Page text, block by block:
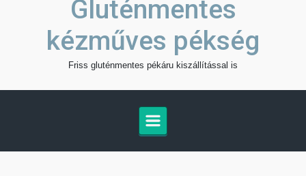
Gluténmentes
kézműves pékség
Friss gluténmentes pékáru kiszállítással is